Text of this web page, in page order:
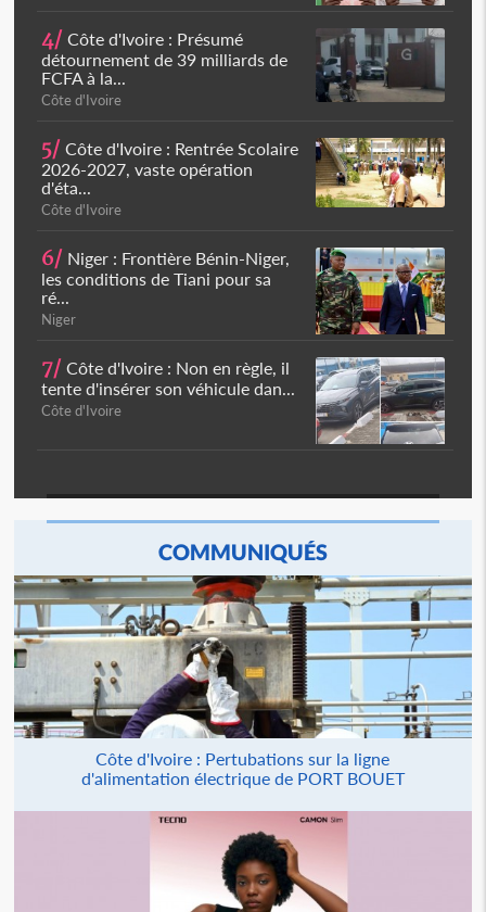
4/ Côte d'Ivoire : Présumé
détournement de 39 milliards de
FCFA à la...
Côte d'Ivoire
5/ Côte d'Ivoire : Rentrée Scolaire
2026-2027, vaste opération
d'éta...
Côte d'Ivoire
6/ Niger : Frontière Bénin-Niger,
les conditions de Tiani pour sa
ré...
Niger
7/ Côte d'Ivoire : Non en règle, il
tente d'insérer son véhicule dan...
Côte d'Ivoire
COMMUNIQUÉS
Côte d'Ivoire : Pertubations sur la ligne
d'alimentation électrique de PORT BOUET